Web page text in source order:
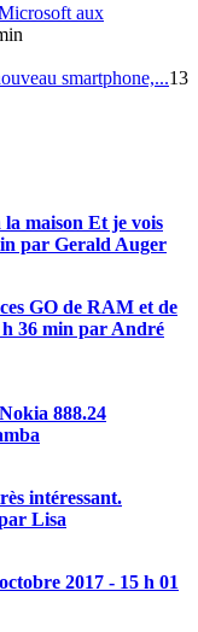
aux
smartphone,...13
maison Et je vois
par Gerald Auger
GO de RAM et de
h 36 min par André
Nokia 888.24
intéressant.
Lisa
2017 - 15 h 01